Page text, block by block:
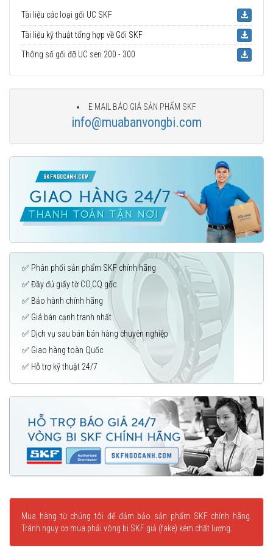
Tài liệu các loại gối UC SKF
Tài liệu kỹ thuật tổng hợp về Gối SKF
Thông số gối đỡ UC seri 200 - 300
E MAIL BÁO GIÁ SẢN PHẨM SKF
info@muabanvongbi.com
✅ Phân phối sản phẩm SKF chính hãng
✅ Đầy đủ giấy tờ CO,CQ gốc
✅ Bảo hành chính hãng
✅ Giá bán cạnh tranh nhất
✅ Dịch vụ sau bán bán hàng chuyên nghiệp
✅ Giao hàng toàn Quốc
✅ Hỗ trợ kỹ thuật 24/7
Mua hàng từ chúng tôi để đảm bảo sản phẩm SKF chính hãng.
Tránh nguy cơ mua phải vòng bi SKF giả (fake) kém chất lượng.